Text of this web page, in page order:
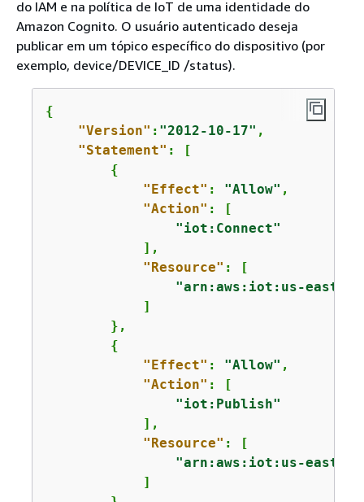
do IAM e na política de IoT de uma identidade do
Amazon Cognito. O usuário autenticado deseja
publicar em um tópico específico do dispositivo (por
exemplo, device/DEVICE_ID /status).
{
"Version" : "2012-10-17" ,
"Statement" : [
{
"Effect" : "Allow" ,
"Action" : [
"iot:Connect"
            ],
"Resource" : [
"arn:aws:iot:us-east-
            ]
        },
{
"Effect" : "Allow" ,
"Action" : [
"iot:Publish"
            ],
"Resource" : [
"arn:aws:iot:us-east-
            ]